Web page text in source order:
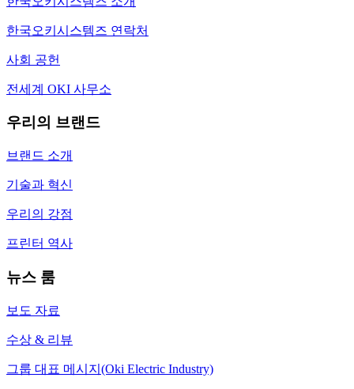
한국오키시스템즈 연락처
사회 공헌
전세계 OKI 사무소
우리의 브랜드
브랜드 소개
기술과 혁신
우리의 강점
프린터 역사
뉴스 룸
보도 자료
수상 & 리뷰
그룹 대표 메시지(Oki Electric Industry)